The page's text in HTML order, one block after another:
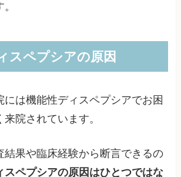
スペプシアの原因
には機能性ディスペプシアでお困
来院されています。
結果や臨床経験から断言できるの
スペプシアの原因はひとつではな